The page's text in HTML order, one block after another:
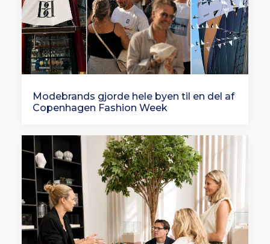
Modebrands gjorde hele byen til en del af
Copenhagen Fashion Week